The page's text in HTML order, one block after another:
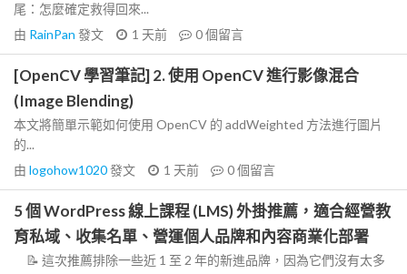
尾：怎麼確定救得回來...
由 RainPan 發文 1 天前 0個留言
[OpenCV 學習筆記] 2. 使用 OpenCV 進行影像混合
(Image Blending)
本文將簡單示範如何使用 OpenCV 的 addWeighted 方法進行圖片
的...
由 logohow1020發文 1 天前 0個留言
5 個 WordPress 線上課程 (LMS) 外掛推薦，適合經營教
育私域、收集名單、營運個人品牌和內容商業化部署
📝 這次推薦排除一些近 1 至 2 年的新進品牌，因為它們沒有太多